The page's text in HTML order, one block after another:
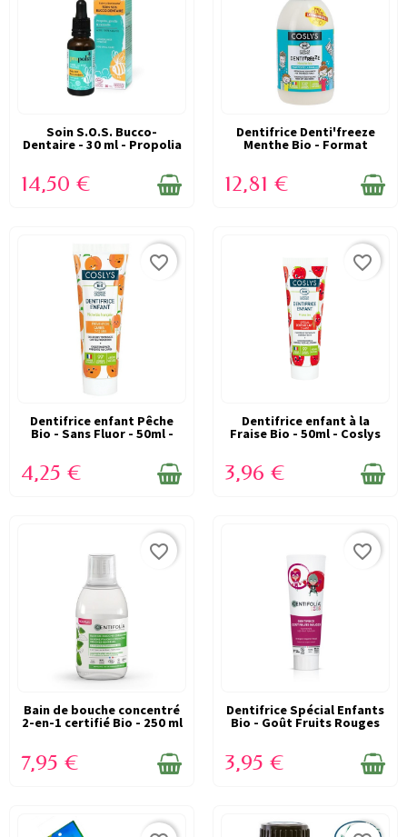
EN STOCK
Soin S.O.S. Bucco-
Dentaire - 30 ml - Propolia
14,50 €
EN STOCK
Dentifrice Denti'freeze
Menthe Bio - Format
12,81 €
EN STOCK
favorite_border
Dentifrice enfant Pêche
Bio - Sans Fluor - 50ml -
4,25 €
EN STOCK
favorite_border
Dentifrice enfant à la
Fraise Bio - 50ml - Coslys
3,96 €
EN STOCK
favorite_border
Bain de bouche concentré
2-en-1 certifié Bio - 250 ml
7,95 €
EN STOCK
favorite_border
Dentifrice Spécial Enfants
Bio - Goût Fruits Rouges
3,95 €